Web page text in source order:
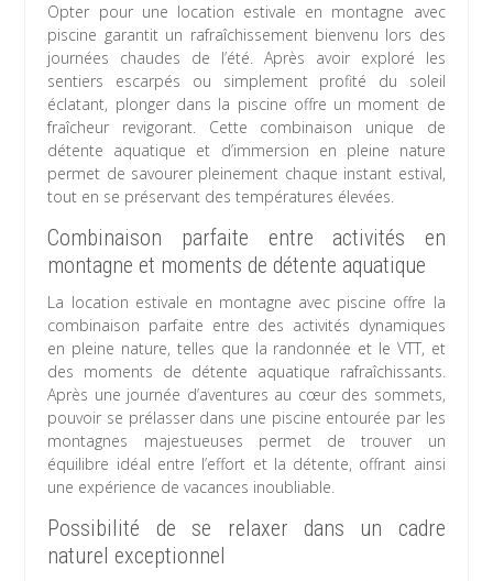
Opter pour une location estivale en montagne avec
piscine garantit un rafraîchissement bienvenu lors des
journées chaudes de l’été. Après avoir exploré les
sentiers escarpés ou simplement profité du soleil
éclatant, plonger dans la piscine offre un moment de
fraîcheur revigorant. Cette combinaison unique de
détente aquatique et d’immersion en pleine nature
permet de savourer pleinement chaque instant estival,
tout en se préservant des températures élevées.
Combinaison parfaite entre activités en
montagne et moments de détente aquatique
La location estivale en montagne avec piscine offre la
combinaison parfaite entre des activités dynamiques
en pleine nature, telles que la randonnée et le VTT, et
des moments de détente aquatique rafraîchissants.
Après une journée d’aventures au cœur des sommets,
pouvoir se prélasser dans une piscine entourée par les
montagnes majestueuses permet de trouver un
équilibre idéal entre l’effort et la détente, offrant ainsi
une expérience de vacances inoubliable.
Possibilité de se relaxer dans un cadre
naturel exceptionnel